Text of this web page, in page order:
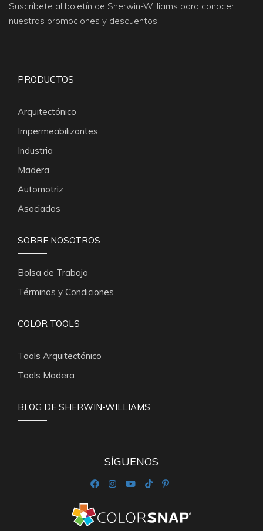
Suscríbete al boletín de Sherwin-Williams para conocer
nuestras promociones y descuentos
PRODUCTOS
Arquitectónico
Impermeabilizantes
Industria
Madera
Automotriz
Asociados
SOBRE NOSOTROS
Bolsa de Trabajo
Términos y Condiciones
COLOR TOOLS
Tools Arquitectónico
Tools Madera
BLOG DE SHERWIN-WILLIAMS
SÍGUENOS